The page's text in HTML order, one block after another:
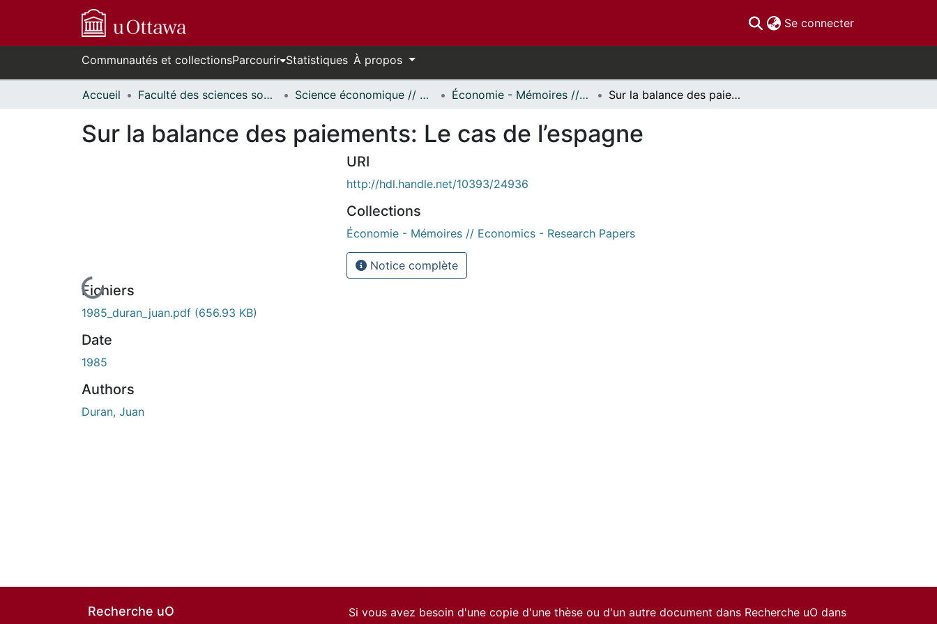
Se connecter(current)
Communautés et collectionsParcourir Statistiques À propos
Accueil Faculté des sciences sociales // Faculty of Social Sciences Science économique // Economics Économie - Mémoires // Economics - Research Papers Sur la balance des paiements: Le cas de l’espagne
Sur la balance des paiements: Le cas de l’espagne
En cours de chargement...
Fichiers
1985_duran_juan.pdf (656.93 KB)
Date
1985
Authors
Duran, Juan
URI
http://hdl.handle.net/10393/24936
Collections
Économie - Mémoires // Economics - Research Papers
Notice complète
Recherche uO
Si vous avez besoin d'une copie d'une thèse ou d'un autre document dans Recherche uO dans